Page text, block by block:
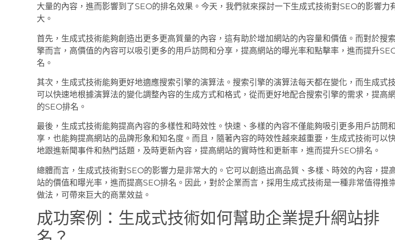
大量的內容，進而影響到了SEO的排名效果。今天，我們就來探討一下生成式技術對SEO的影響力
大。
首先，生成式技術能夠創造出更多更高質量的內容，這有助於增加網站的內容量和價值。而對於搜索
擎而言，高價值的內容可以吸引更多的用戶訪問和分享，提高網站的曝光率和點擊率，進而提升
名。
其次，生成式技術能夠更好地適應搜索引擎的演算法。搜索引擎的演算法每天都在變化，而生成式
可以快速地根據演算法的變化調整內容的生成方式和格式，從而更好地配合搜索引擎的需求，提高
的SEO排名。
最後，生成式技術能夠提高內容的多樣性和時效性。快速、多樣的內容不僅能夠吸引更多用戶訪問
享，也能夠提高網站的品牌形象和知名度。而且，隨著內容的時效性越來越重要，生成式技術可以
地跟進新聞事件和熱門話題，及時更新內容，提高網站的實時性和更新率，進而提升SEO排名。
總體而言，生成式技術對SEO的影響力是非常大的。它可以創造出高品質、多樣、時效的內容，提
站的價值和曝光率，進而提高SEO排名。因此，對於企業而言，採用生成式技術是一種非常值得推
做法，可帶來巨大的商業效益。
成功案例：生成式技術如何幫助企業提升網站排